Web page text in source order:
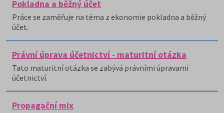
Pokladna a běžný účet
Práce se zaměřuje na téma z ekonomie pokladna a běžný
účet.
Právní úprava účetnictví - maturitní otázka
Tato maturitní otázka se zabývá právními úpravami
účetnictví.
Propagační mix